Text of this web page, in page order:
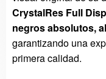
CrystalRes Full
negros absolutos,
garantizando una
primera calidad.